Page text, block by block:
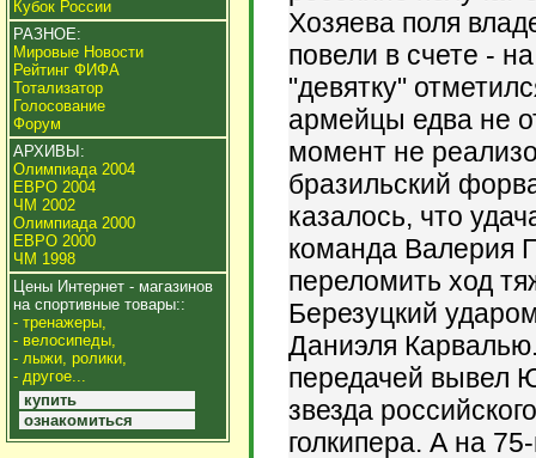
Кубок России
РАЗНОЕ:
Мировые Новости
Рейтинг ФИФА
Тотализатор
Голосование
Форум
АРХИВЫ:
Олимпиада 2004
ЕВРО 2004
ЧМ 2002
Олимпиада 2000
ЕВРО 2000
ЧМ 1998
Цены Интернет - магазинов
на спортивные товары::
- тренажеры,
- велосипеды,
- лыжи, ролики,
- другое...
купить
ознакомиться
Хозяева поля
повели в счете -
"девятку"
армейцы едва не
момент не
бразильский
казалось, что
команда Валерия
переломить ход
Березуцкий
Даниэля
передачей вывел
звезда
голкипера. А на